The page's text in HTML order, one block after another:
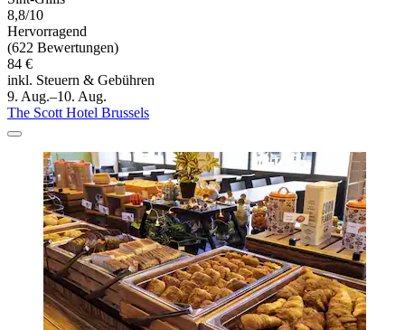
8,8/10
Hervorragend
(622 Bewertungen)
84 €
inkl. Steuern & Gebühren
9. Aug.–10. Aug.
The Scott Hotel Brussels